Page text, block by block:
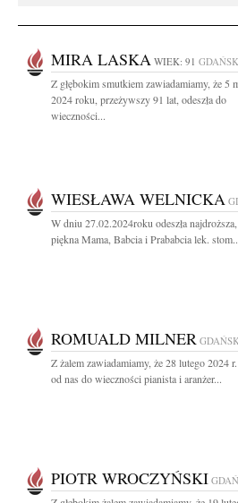
MIRA LASKA WIEK: 91 GDAŃSK
Z głębokim smutkiem zawiadamiamy, że 5
2024 roku, przeżywszy 91 lat, odeszła do
wieczności...
WIESŁAWA WELNICKA
W dniu 27.02.2024roku odeszła
piękna Mama, Babcia i Prababcia lek.
ROMUALD MILNER
Z żalem zawiadamiamy, że 28 lutego 2024 r.
od nas do wieczności pianista i aranżer...
PIOTR WROCZYŃSKI